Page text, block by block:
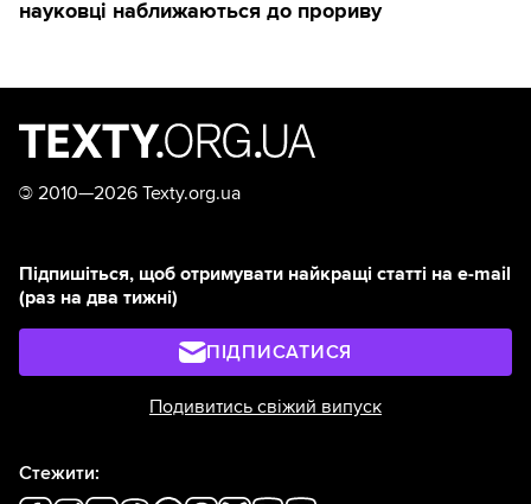
науковці наближаються до прориву
© 2010—2026 Texty.org.ua
Підпишіться, щоб отримувати найкращі статті на e-mail
(раз на два тижні)
ПІДПИСАТИСЯ
Подивитись свіжий випуск
Стежити: